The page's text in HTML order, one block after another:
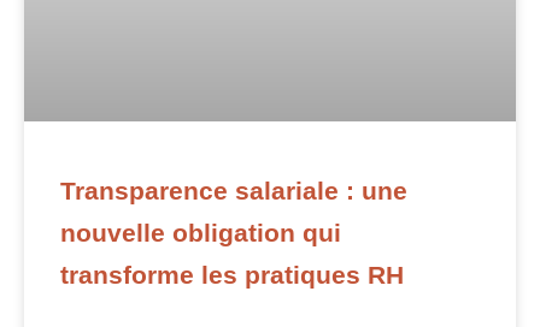
Transparence salariale : une
nouvelle obligation qui
transforme les pratiques RH